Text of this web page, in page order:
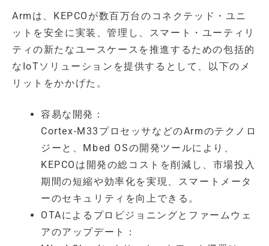
Armは、KEPCOが数百万台のコネクテッド・ユニ
ットを安全に実装、管理し、スマート・ユーティリ
ティの新たなユースケースを推進するための包括的
なIoTソリューションを提供するとして、以下のメ
リットをかかげた。
容易な開発：
Cortex-M33プロセッサなどのArmのテクノロ
ジーと、Mbed OSの開発ツールにより、
KEPCOは開発の総コストを削減し、市場投入
期間の短縮や効率化を実現、スマートメータ
ーのセキュリティを向上できる。
OTAによるプロビジョニングとファームウェ
アのアップデート：